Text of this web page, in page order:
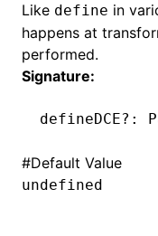
Like define in
happens at
performed.
Signature:
defineDCE?:
#Default Value
undefined